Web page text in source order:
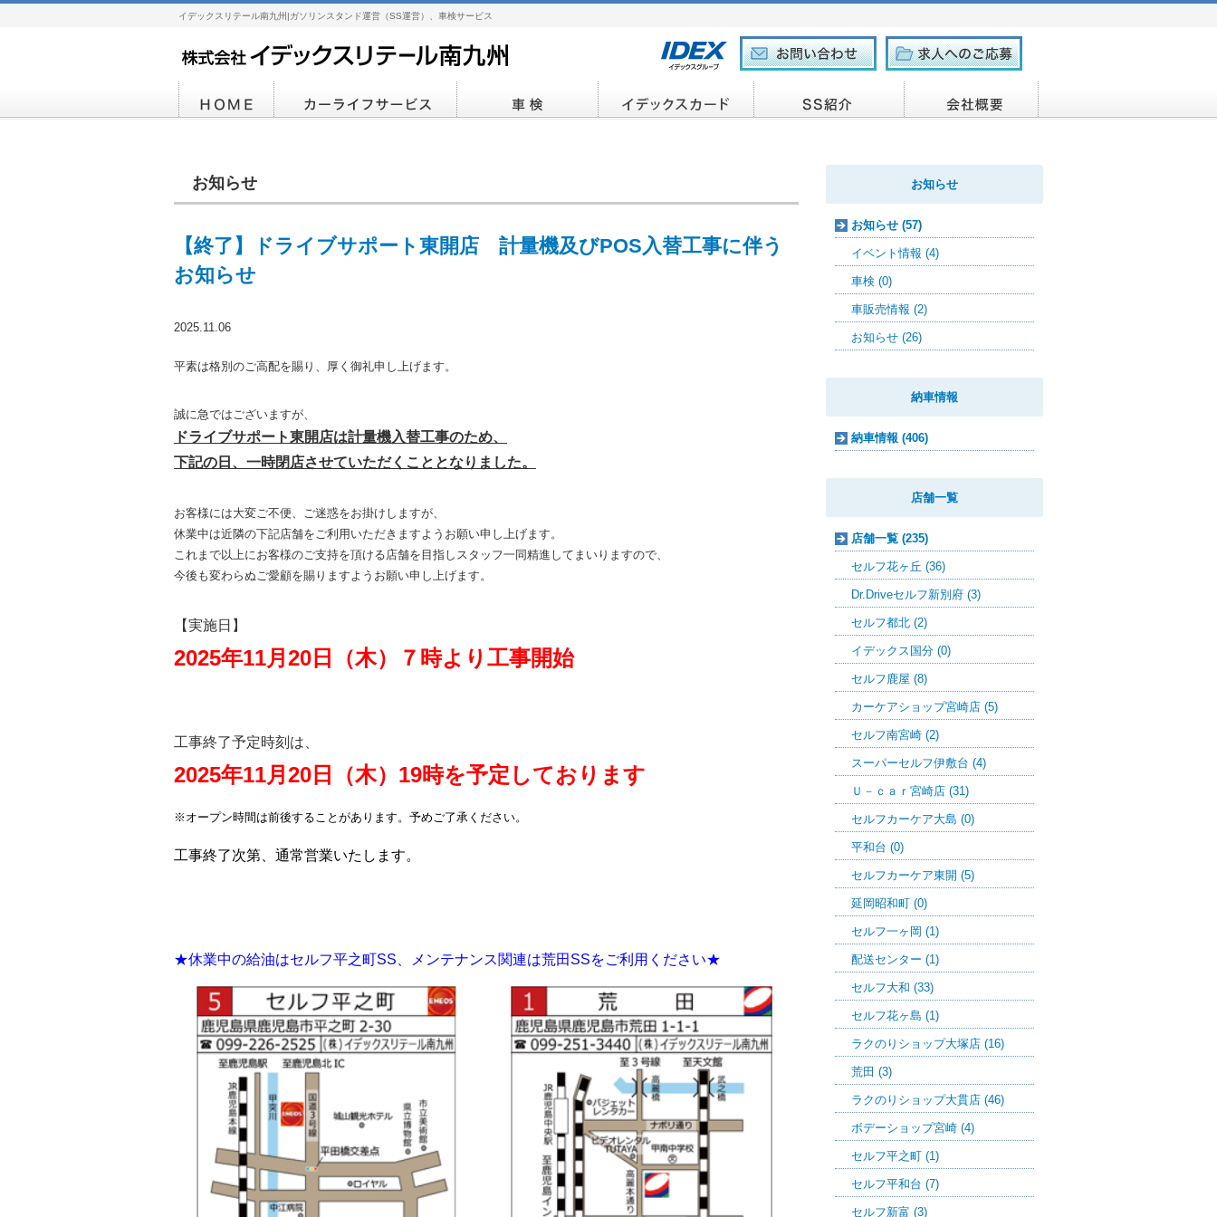
イデックスリテール南九州|ガソリンスタンド運営（SS運営）、車検サービス
お知らせ
【終了】ドライブサポート東開店 計量機及びPOS入替工事に伴う
お知らせ
2025.11.06
平素は格別のご高配を賜り、厚く御礼申し上げます。
誠に急ではございますが、
ドライブサポート東開店は計量機入替工事のため、
下記の日、一時閉店させていただくこととなりました。
お客様には大変ご不便、ご迷惑をお掛けしますが、
休業中は近隣の下記店舗をご利用いただきますようお願い申し上げます。
これまで以上にお客様のご支持を頂ける店舗を目指しスタッフ一同精進してまいりますので、
今後も変わらぬご愛顧を賜りますようお願い申し上げます。
【実施日】
2025年11月 20 日（木）７時より工事開始
工事終了予定時刻は、
2025年11月20日（木）19時を予定しております
※オープン時間は前後することがあります。予めご了承ください。
工事終了次第、通常営業いたします。
★休業中の給油はセルフ平之町SS、メンテナンス関連は荒田SSをご利用ください★
お知らせ
お知らせ (57)
イベント情報 (4)
車検 (0)
車販売情報 (2)
お知らせ (26)
納車情報
納車情報 (406)
店舗一覧
店舗一覧 (235)
セルフ花ヶ丘 (36)
Dr.Driveセルフ新別府 (3)
セルフ都北 (2)
イデックス国分 (0)
セルフ鹿屋 (8)
カーケアショップ宮崎店 (5)
セルフ南宮崎 (2)
スーパーセルフ伊敷台 (4)
Ｕ－ｃａｒ宮崎店 (31)
セルフカーケア大島 (0)
平和台 (0)
セルフカーケア東開 (5)
延岡昭和町 (0)
セルフ一ヶ岡 (1)
配送センター (1)
セルフ大和 (33)
セルフ花ヶ島 (1)
ラクのりショップ大塚店 (16)
荒田 (3)
ラクのりショップ大貫店 (46)
ボデーショップ宮崎 (4)
セルフ平之町 (1)
セルフ平和台 (7)
セルフ新富 (3)